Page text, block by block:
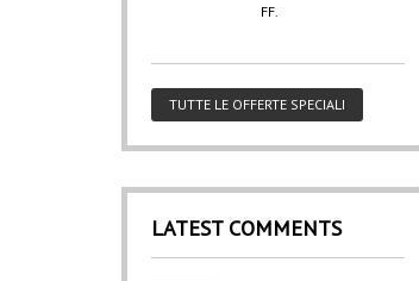
FF.
TUTTE LE OFFERTE SPECIALI
LATEST COMMENTS